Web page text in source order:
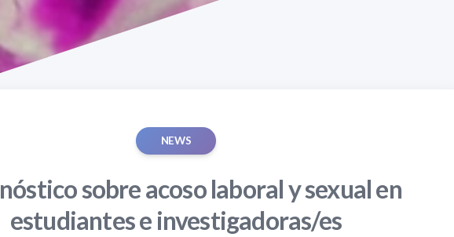
NEWS
sobre acoso laboral y sexual en
estudiantes e investigadoras/es